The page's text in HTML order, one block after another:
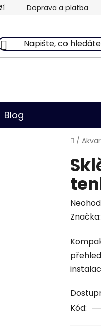
Doprava a platba
Blog
Domů
/
je
0,0
z
Značka:
Kód: